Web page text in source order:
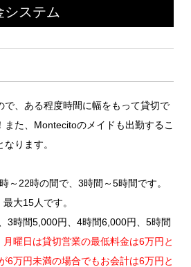
システム
で、ある程度時間に幅をもって貸切で
また、Montecitoのメイドも出勤するこ
ります。
～22時の間で、3時間～5時間です。
大15人です。
3時間5,000円、4時間6,000円、5時間
月曜日は貸切営業の最低料金は6万円と
6万円未満の場合でもお会計は6万円と